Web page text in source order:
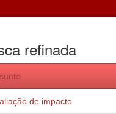
refinada
de impacto